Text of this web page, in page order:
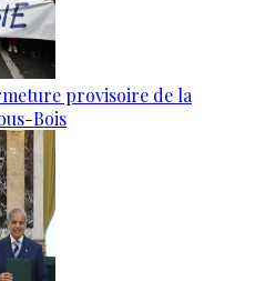
provisoire de la
Bois